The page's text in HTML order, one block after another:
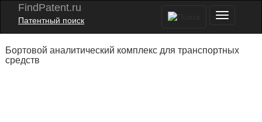
FindPatent.ru
Патентный поиск
Бортовой аналитический комплекс для транспортных
средств